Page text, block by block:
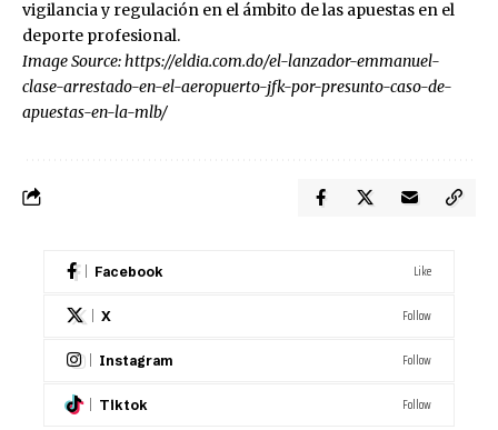
vigilancia y regulación en el ámbito de las apuestas en el
deporte profesional.
Image Source:https://eldia.com.do/el-lanzador-emmanuel-
clase-arrestado-en-el-aeropuerto-jfk-por-presunto-caso-de-
apuestas-en-la-mlb/
Facebook Like
X Follow
Instagram Follow
Tiktok Follow